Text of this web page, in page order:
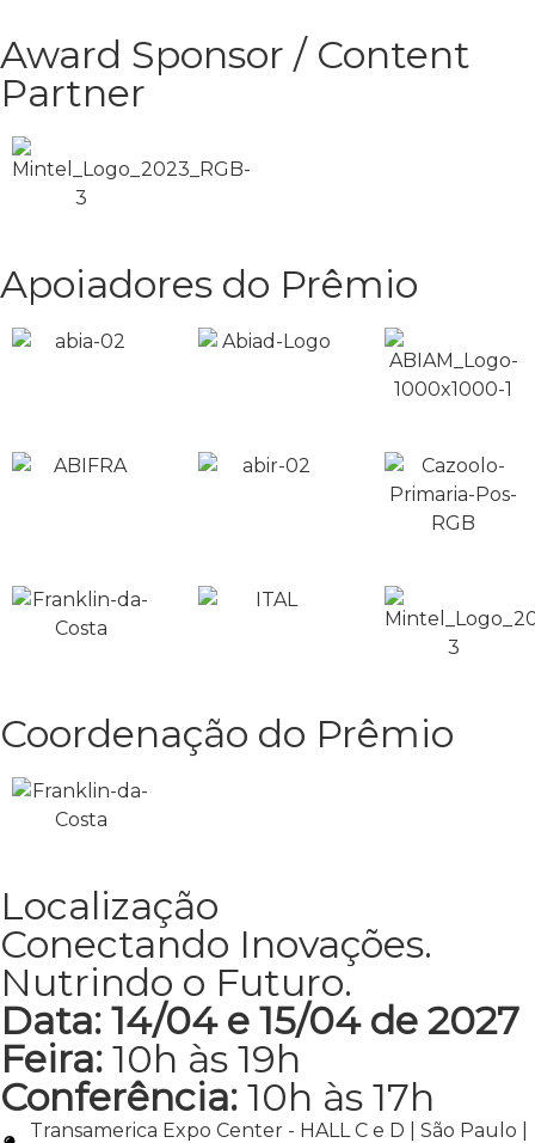
Award Sponsor / Content
Partner
Apoiadores do Prêmio​
Coordenação do Prêmio
Localização
Conectando Inovações.
Nutrindo o Futuro.
Data: 14/04 e 15/04 de 2027
Feira: 10h às 19h
Conferência: 10h às 17h
Transamerica Expo Center - HALL C e D | São Paulo |